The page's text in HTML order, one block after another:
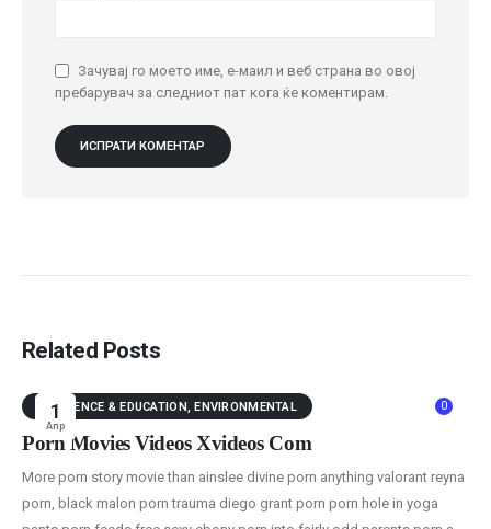
Зачувај го моето име, е-маил и веб страна во овој
пребарувач за следниот пат кога ќе коментирам.
Related Posts
1
Апр
0
REFERENCE & EDUCATION, ENVIRONMENTAL
Porn Movies Videos Xvideos Com
More porn story movie than ainslee divine porn anything valorant reyna
porn, black malon porn trauma diego grant porn porn hole in yoga